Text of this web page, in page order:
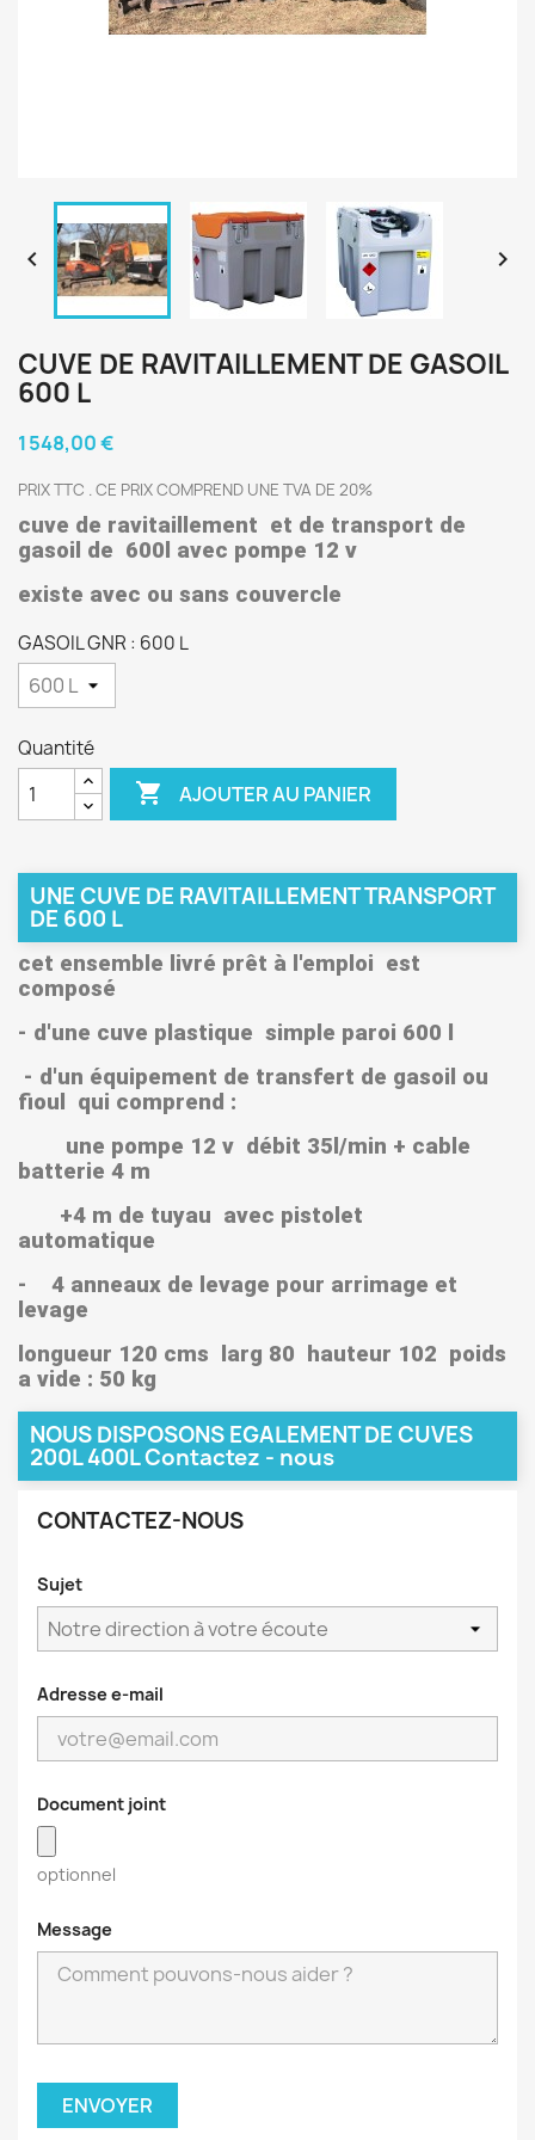
 
CUVE DE RAVITAILLEMENT DE GASOIL
600 L
1 548,00 €
PRIX TTC . CE PRIX COMPREND UNE TVA DE 20%
cuve de ravitaillement et de transport de
gasoil de 600l avec pompe 12 v
existe avec ou sans couvercle
GASOIL GNR : 600 L
Quantité
 AJOUTER AU PANIER
UNE CUVE DE RAVITAILLEMENT TRANSPORT
DE 600 L
cet ensemble livré prêt à l'emploi est
composé
- d'une cuve plastique simple paroi 600 l
- d'un équipement de transfert de gasoil ou
fioul qui comprend :
une pompe 12 v débit 35l/min + cable
batterie 4 m
+4 m de tuyau avec pistolet
automatique
- 4 anneaux de levage pour arrimage et
levage
longueur 120 cms larg 80 hauteur 102 poids
a vide : 50 kg
NOUS DISPOSONS EGALEMENT DE CUVES
200L 400L Contactez - nous
CONTACTEZ-NOUS
Sujet
Adresse e-mail
Document joint
optionnel
Message